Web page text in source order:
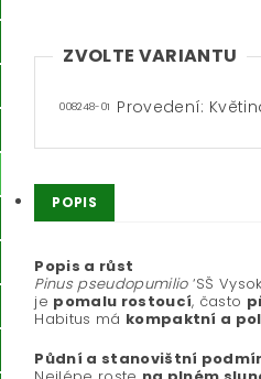
ZVOLTE VARIANTU
008248-01 Provedení:
POPIS
Popis a růst
Pinus pseudopumilio‘SŠ
je pomalu rostoucí, často
Habitus má kompaktní a
Půdní a stanovištní